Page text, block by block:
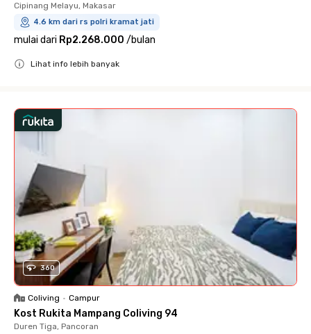
Cipinang Melayu, Makasar
4.6 km dari rs polri kramat jati
mulai dari Rp2.268.000 /bulan
Lihat info lebih banyak
360
Coliving • Campur
Kost Rukita Mampang Coliving 94
Duren Tiga, Pancoran